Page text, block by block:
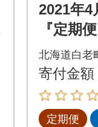
2021年4
『定期
級黒毛
の贅沢
ットB全
北海道白老
寄付金額
定期便